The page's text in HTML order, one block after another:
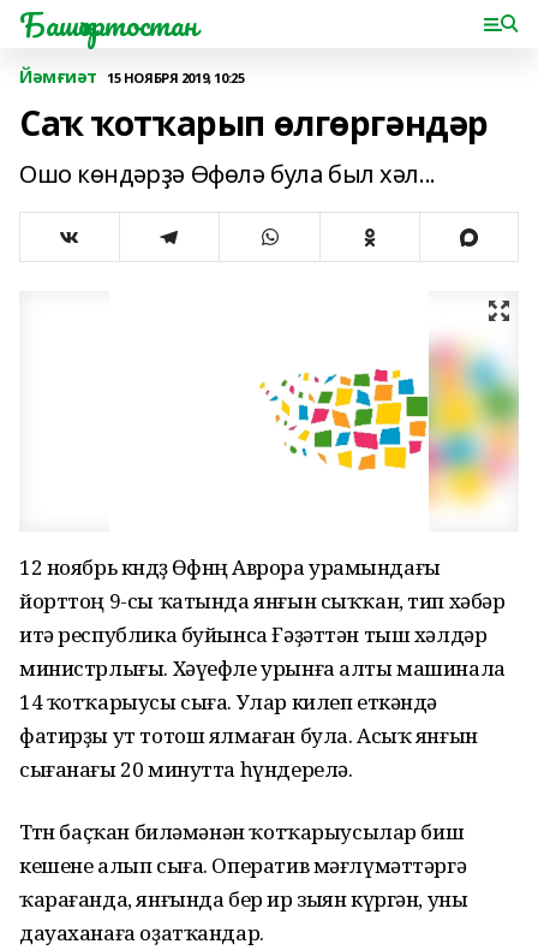
Башҡортостан
Йәмғиәт 15 НОЯБРЯ 2019, 10:25
Саҡ ҡотҡарып өлгөргәндәр
Ошо көндәрҙә Өфөлә була был хәл...
12 ноябрь көндөҙ Өфөнөң Аврора урамындағы
йорттоң 9-сы ҡатында янғын сыҡҡан, тип хәбәр
итә республика буйынса Ғәҙәттән тыш хәлдәр
министрлығы. Хәүефле урынға алты машинала
14 ҡотҡарыусы сыға. Улар килеп еткәндә
фатирҙы ут тотош ялмаған була. Асыҡ янғын
сығанағы 20 минутта һүндерелә.
Төтөн баҫҡан биләмәнән ҡотҡарыусылар биш
кешене алып сыға. Оператив мәғлүмәттәргә
ҡарағанда, янғында бер ир зыян күргән, уны
дауаханаға оҙатҡандар.